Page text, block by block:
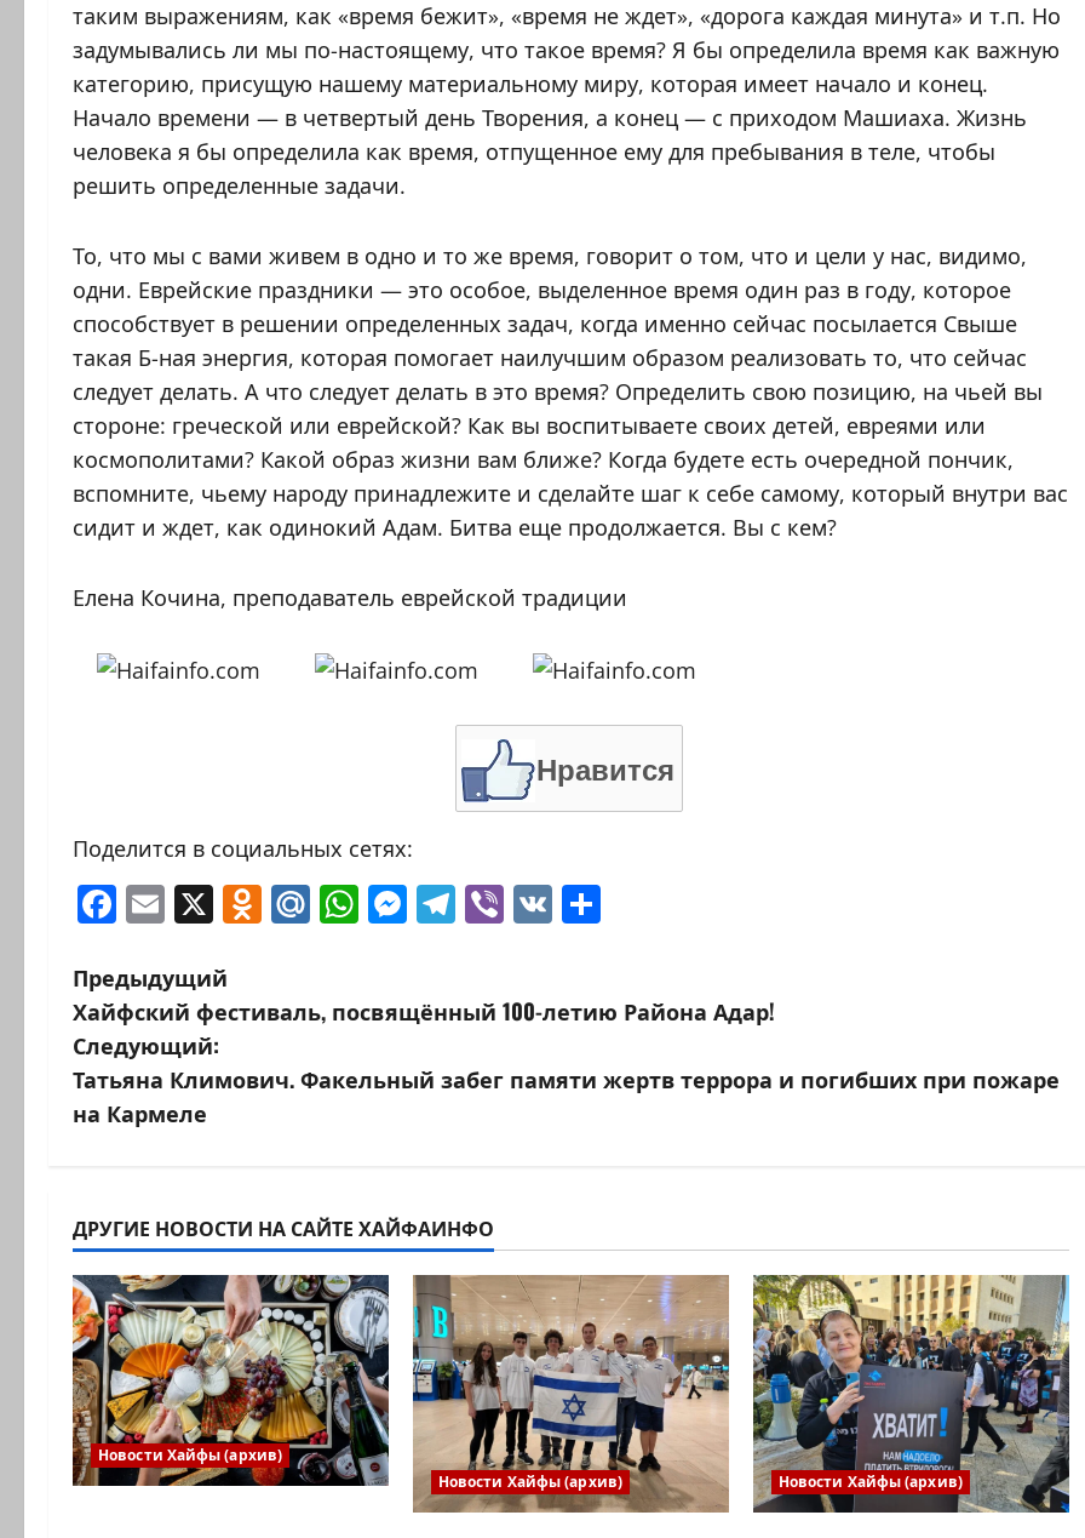
таким выражениям, как «время бежит», «время не ждет», «дорога каждая минута» и т.п. Но
задумывались ли мы по-настоящему, что такое время? Я бы определила время как важную
категорию, присущую нашему материальному миру, которая имеет начало и конец.
Начало времени — в четвертый день Творения, а конец — с приходом Машиаха. Жизнь
человека я бы определила как время, отпущенное ему для пребывания в теле, чтобы
решить определенные задачи.
То, что мы с вами живем в одно и то же время, говорит о том, что и цели у нас, видимо,
одни. Еврейские праздники — это особое, выделенное время один раз в году, которое
способствует в решении определенных задач, когда именно сейчас посылается Свыше
такая Б-ная энергия, которая помогает наилучшим образом реализовать то, что сейчас
следует делать. А что следует делать в это время? Определить свою позицию, на чьей вы
стороне: греческой или еврейской? Как вы воспитываете своих детей, евреями или
космополитами? Какой образ жизни вам ближе? Когда будете есть очередной пончик,
вспомните, чьему народу принадлежите и сделайте шаг к себе самому, который внутри вас
сидит и ждет, как одинокий Адам. Битва еще продолжается. Вы с кем?
Елена Кочина, преподаватель еврейской традиции
Нравится
Поделится в социальных сетях:
Facebook
Email
X Odnoklassniki
Mail.Ru
WhatsApp
Messenger
Telegram
Viber
VK
Н
а
в
и
а
ц
и
я
з
а
Предыдущий
Хайфский фестиваль, посвящённый 100-летию Района Адар!
Следующий:
Татьяна Климович. Факельный забег памяти жертв террора и погибших при пожаре
на Кармеле
ДРУГИЕ НОВОСТИ НА САЙТЕ ХАЙФАИНФО
Новости Хайфы (архив)
Новости Хайфы (архив) Новости Хайфы (архив)